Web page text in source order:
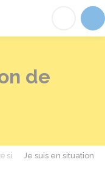
Fréville-du-
de
si
Je suis en situation